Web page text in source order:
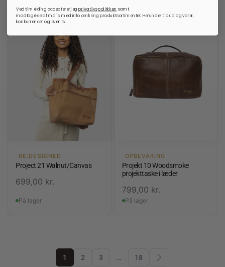
RE:DESIGNED
Project 21 Walnut/Canvas
699,00 kr.
På lager
OPBEVARING
Projekt 10 Woodsmoke
projekttaske i læder
799,00 kr.
På lager
1 2 3 … 18
Ved tilmelding accepterer jegprivatlivspolitkken samt
modtagelse af mails med info omkring produktsortimentet. Herunder tilbud og varer,
konkurrencer og events.